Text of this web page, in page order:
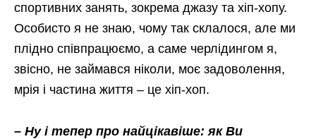
спортивних занять, зокрема джазу та хіп-хопу.
Особисто я не знаю, чому так склалося, але ми
плідно співпрацюємо, а саме черлідингом я,
звісно, не займався ніколи, моє задоволення,
мрія і частина життя – це хіп-хоп.
– Ну і тепер про найцікавіше: як Ви